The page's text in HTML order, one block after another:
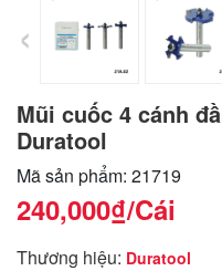
‹
Mũi cuốc 4 cánh
Duratool
Mã sản phẩm: 21719
240,000₫/Cái
Thương hiệu: Duratool